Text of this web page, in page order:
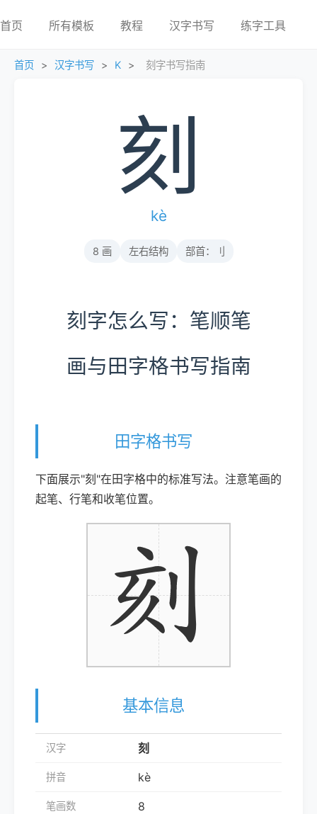
首页 所有模板 教程 汉字书写 练字工具
首页 > 汉字书写 > K > 刻字书写指南
刻
kè
8 画 左右结构 部首：刂
刻字怎么写：笔顺笔
画与田字格书写指南
田字格书写
下面展示"刻"在田字格中的标准写法。注意笔画的
起笔、行笔和收笔位置。
基本信息
汉字 刻
拼音 kè
笔画数 8